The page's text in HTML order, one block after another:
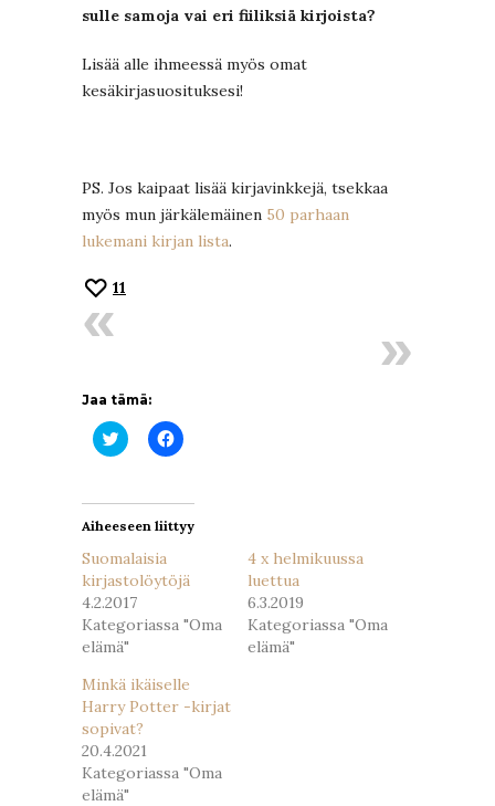
sulle samoja vai eri fiiliksiä kirjoista?
Lisää alle ihmeessä myös omat
kesäkirjasuosituksesi!
PS. Jos kaipaat lisää kirjavinkkejä, tsekkaa
myös mun järkälemäinen 50 parhaan
lukemani kirjan lista.
11
Jaa tämä:
Jaa
Twitterissä(Avautuu
Jaa
Facebookissa(Avautuu
Aiheeseen liittyy
Suomalaisia
kirjastolöytöjä
4.2.2017
Kategoriassa "Oma
elämä"
4 x helmikuussa
luettua
6.3.2019
Kategoriassa "Oma
elämä"
Minkä ikäiselle
Harry Potter -kirjat
sopivat?
20.4.2021
Kategoriassa "Oma
elämä"